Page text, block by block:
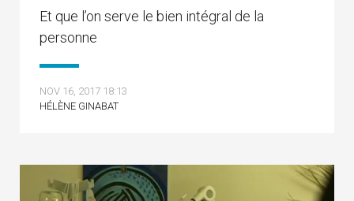
Et que l’on serve le bien intégral de la
personne
NOV 16, 2017 18:13
HÉLÈNE GINABAT